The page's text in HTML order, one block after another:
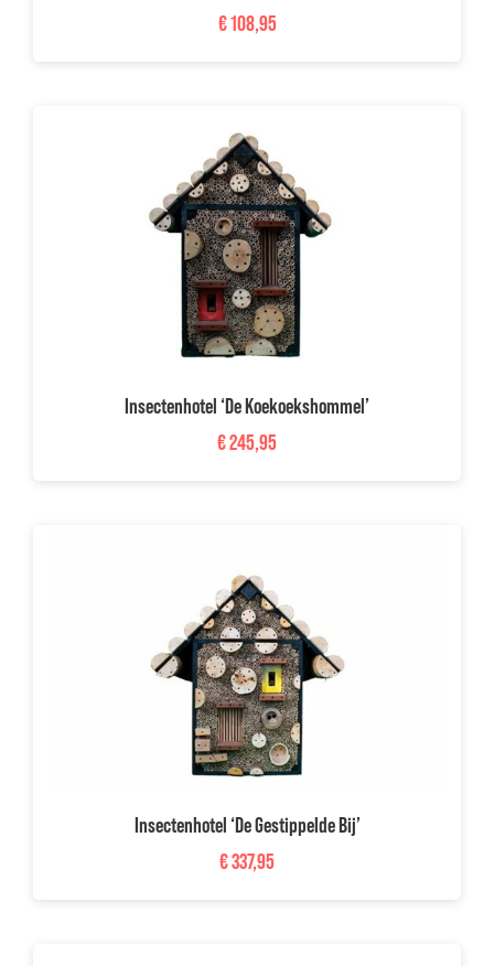
€108,95
Insectenhotel ‘De Koekoekshommel’
€245,95
Insectenhotel ‘De Gestippelde Bij’
€337,95